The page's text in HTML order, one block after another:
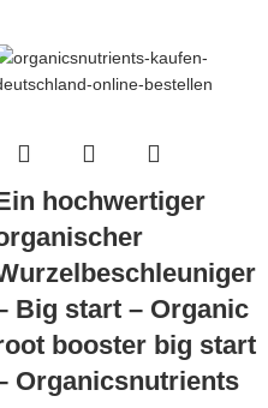
hochwertiger
Big start – Organic
booster big start
Organicsnutrients